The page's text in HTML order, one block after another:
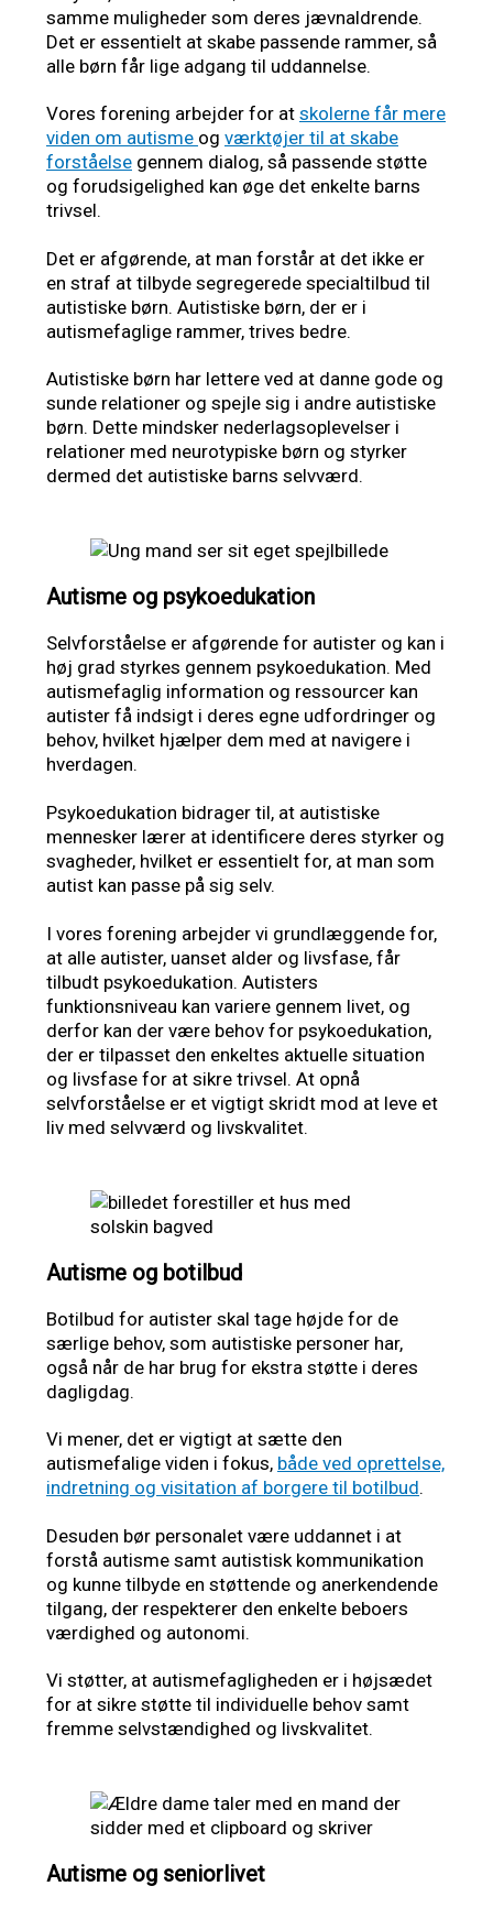
samme muligheder som deres jævnaldrende.
Det er essentielt at skabe passende rammer, så
alle børn får lige adgang til uddannelse.
Vores forening arbejder for at skolerne får mere
viden om autisme og værktøjer til at skabe
forståelse gennem dialog, så passende støtte
og forudsigelighed kan øge det enkelte barns
trivsel.
Det er afgørende, at man forstår at det ikke er
en straf at tilbyde segregerede specialtilbud til
autistiske børn. Autistiske børn, der er i
autismefaglige rammer, trives bedre.
Autistiske børn har lettere ved at danne gode og
sunde relationer og spejle sig i andre autistiske
børn. Dette mindsker nederlagsoplevelser i
relationer med neurotypiske børn og styrker
dermed det autistiske barns selvværd.
Autisme og psykoedukation
Selvforståelse er afgørende for autister og kan i
høj grad styrkes gennem psykoedukation. Med
autismefaglig information og ressourcer kan
autister få indsigt i deres egne udfordringer og
behov, hvilket hjælper dem med at navigere i
hverdagen.
Psykoedukation bidrager til, at autistiske
mennesker lærer at identificere deres styrker og
svagheder, hvilket er essentielt for, at man som
autist kan passe på sig selv.
I vores forening arbejder vi grundlæggende for,
at alle autister, uanset alder og livsfase, får
tilbudt psykoedukation. Autisters
funktionsniveau kan variere gennem livet, og
derfor kan der være behov for psykoedukation,
der er tilpasset den enkeltes aktuelle situation
og livsfase for at sikre trivsel. At opnå
selvforståelse er et vigtigt skridt mod at leve et
liv med selvværd og livskvalitet.
Autisme og botilbud
Botilbud for autister skal tage højde for de
særlige behov, som autistiske personer har,
også når de har brug for ekstra støtte i deres
dagligdag.
Vi mener, det er vigtigt at sætte den
autismefalige viden i fokus, både ved oprettelse,
indretning og visitation af borgere til botilbud.
Desuden bør personalet være uddannet i at
forstå autisme samt autistisk kommunikation
og kunne tilbyde en støttende og anerkendende
tilgang, der respekterer den enkelte beboers
værdighed og autonomi.
Vi støtter, at autismefagligheden er i højsædet
for at sikre støtte til individuelle behov samt
fremme selvstændighed og livskvalitet.
Autisme og seniorlivet